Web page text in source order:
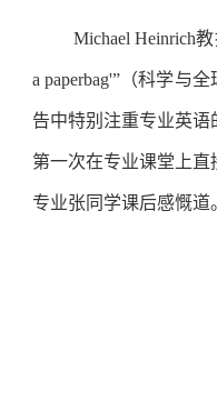
Michael Heinrich教
a paperbag'”（科学与
告中特别注重专业英
第一次在专业课堂上
专业张同学课后感慨道。